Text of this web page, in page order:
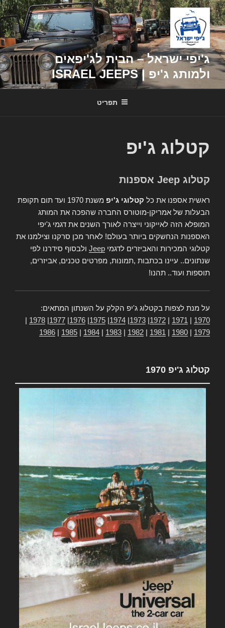
דילוג
לתוכן
ג'יפי ישראל – הבית לג'יפאים
ולמותג ג'יפ | ISRAEL JEEPS
תפריט
קטלוג ג'יפ
קטלוג Jeep אספנות
ראשית אספנו את כל קטלוגי ג'יפ
משנת 1970 ועד תום תקופת
הבעלות של אמריקן-מוטורס החברה שהפכה את המותג
המופלא הזה לאייקוני וייצרה לאורך השנים את דגמי ג'יפי
האספנות הנחשקים ביותר בעולם! לאחר מכן סרקנו וצילמנו את
קטלוגי המכירות והאביזרים לדגמי Jeep ולבסוף סידרנו לפי
שנתונים.. עיינו בכתבות ,תמונות, מפרטים טכנים, אביזרים,
תוספות ועוד.. תהנו!
על מנת לצפות בקטלוג ג'יפ הקלק על השנתון המתאים:
1970
1971
1972
1973
1974
1975
1976
1977
1978
1979
1980
1981
1982
1983
1984
1985
1986
קטלוג ג'יפ 1970